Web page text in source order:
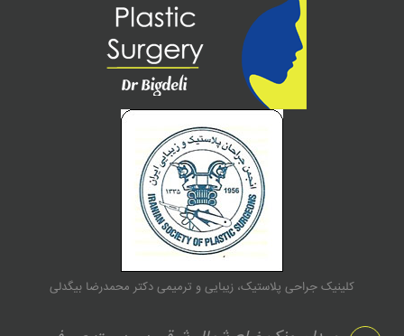
کلینیک جراحی پلاستیک، زیبایی و ترمیمی دکتر محمدرضا بیگدلی